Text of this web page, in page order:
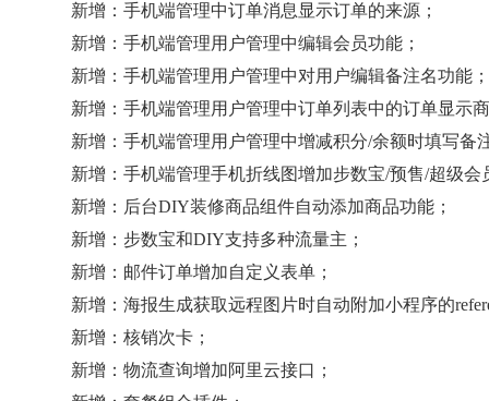
新增：手机端管理中订单消息显示订单的来源；
新增：手机端管理用户管理中编辑会员功能；
新增：手机端管理用户管理中对用户编辑备注名功能；
新增：手机端管理用户管理中订单列表中的订单显示
新增：手机端管理用户管理中增减积分/余额时填写备
新增：手机端管理手机折线图增加步数宝/预售/超级会
新增：后台DIY装修商品组件自动添加商品功能；
新增：步数宝和DIY支持多种流量主；
新增：邮件订单增加自定义表单；
新增：海报生成获取远程图片时自动附加小程序的
新增：核销次卡；
新增：物流查询增加阿里云接口；